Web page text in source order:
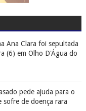
Ana Clara foi sepultada
(6) em Olho D'Água do
pede ajuda para o
de doença rara